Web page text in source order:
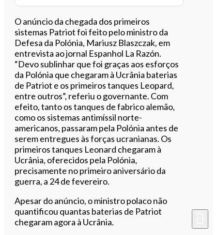
O anúncio da chegada dos primeiros
sistemas Patriot foi feito pelo ministro da
Defesa da Polónia, Mariusz Blaszczak, em
entrevista ao jornal Espanhol La Razón.
“Devo sublinhar que foi graças aos esforços
da Polónia que chegaram à Ucrânia baterias
de Patriot e os primeiros tanques Leopard,
entre outros”, referiu o governante. Com
efeito, tanto os tanques de fabrico alemão,
como os sistemas antimíssil norte-
americanos, passaram pela Polónia antes de
serem entregues às forças ucranianas. Os
primeiros tanques Leonard chegaram à
Ucrânia, oferecidos pela Polónia,
precisamente no primeiro aniversário da
guerra, a 24 de fevereiro.
Apesar do anúncio, o ministro polaco não
quantificou quantas baterias de Patriot
chegaram agora à Ucrânia.